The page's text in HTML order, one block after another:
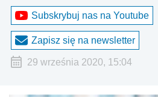
Subskrybuj nas na Youtube
Zapisz się na newsletter
29 września 2020, 15:04